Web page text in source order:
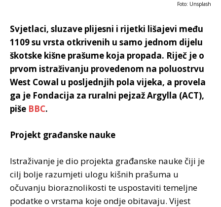
Foto: Unsplash
Svjetlaci, sluzave plijesni i rijetki lišajevi među
1109 su vrsta otkrivenih u samo jednom dijelu
škotske kišne prašume koja propada. Riječ je o
prvom istraživanju provedenom na poluostrvu
West Cowal u posljednjih pola vijeka, a provela
ga je Fondacija za ruralni pejzaž Argylla (ACT),
piše BBC.
Projekt građanske nauke
Istraživanje je dio projekta građanske nauke čiji je
cilj bolje razumjeti ulogu kišnih prašuma u
očuvanju bioraznolikosti te uspostaviti temeljne
podatke o vrstama koje ondje obitavaju. Vijest